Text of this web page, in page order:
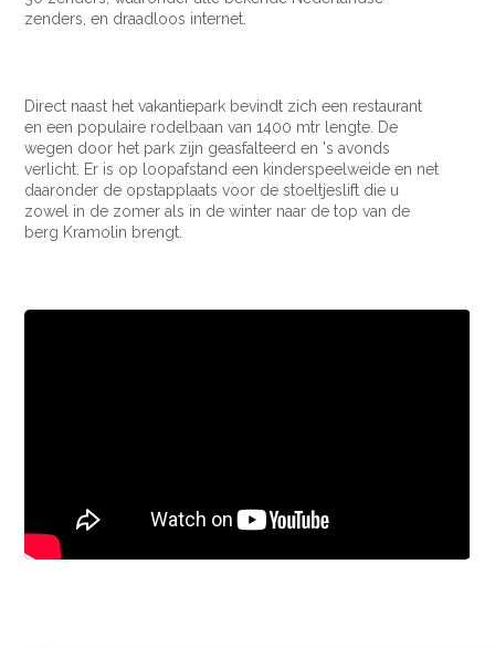
zenders, en draadloos internet.
Direct naast het vakantiepark bevindt zich een restaurant
en een populaire rodelbaan van 1400 mtr lengte. De
wegen door het park zijn geasfalteerd en 's avonds
verlicht. Er is op loopafstand een kinderspeelweide en net
daaronder de opstapplaats voor de stoeltjeslift die u
zowel in de zomer als in de winter naar de top van de
berg Kramolin brengt.